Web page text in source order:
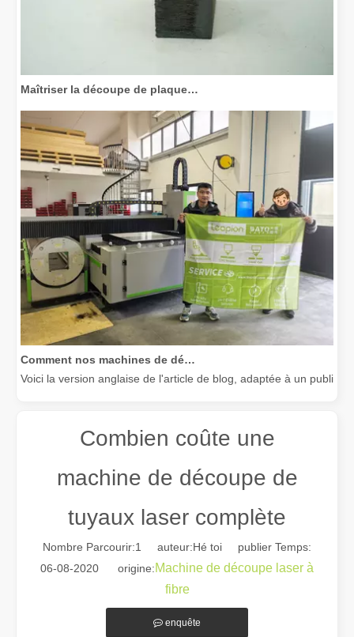
Voici la version anglaise de l'article de blog, adaptée à un public
Guide 2026 : Comment les machines de découpe de tubes au laser à fibre révolutionnent la fabrication de tuyaux
Combien coûte une
machine de découpe de
tuyaux laser complète
Nombre Parcourir:1
auteur:Hé toi publier Temps:
06-08-2020 origine:Machine de découpe laser à
fibre
enquête